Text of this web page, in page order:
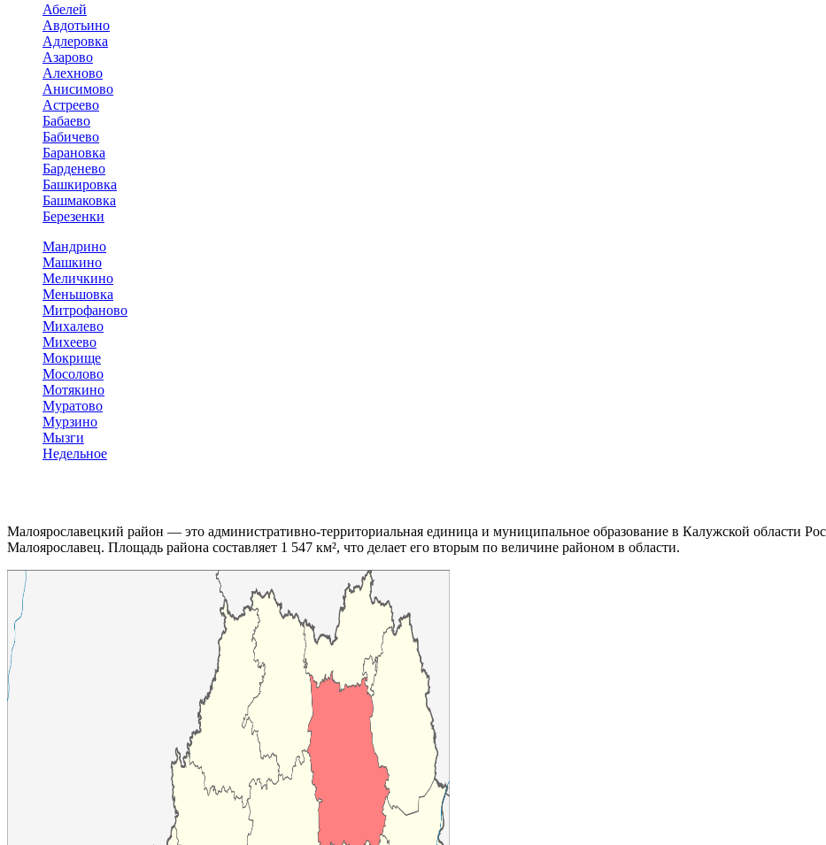
Абелей
Авдотьино
Адлеровка
Азарово
Алехново
Анисимово
Астреево
Бабаево
Бабичево
Барановка
Барденево
Башкировка
Башмаковка
Березенки
Мандрино
Машкино
Меличкино
Меньшовка
Митрофаново
Михалево
Михеево
Мокрище
Мосолово
Мотякино
Муратово
Мурзино
Мызги
Недельное
Малоярославецкий район — это административно-территориальная единица и муниципальное образование в Калужской области
Малоярославец. Площадь района составляет 1 547 км², что делает его вторым по величине районом в области.